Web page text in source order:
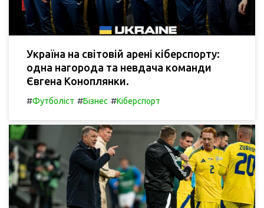
Україна на світовій арені кіберспорту:
одна нагорода та невдача команди
Євгена Коноплянки.
#Футболіст #Бізнес #Кіберспорт